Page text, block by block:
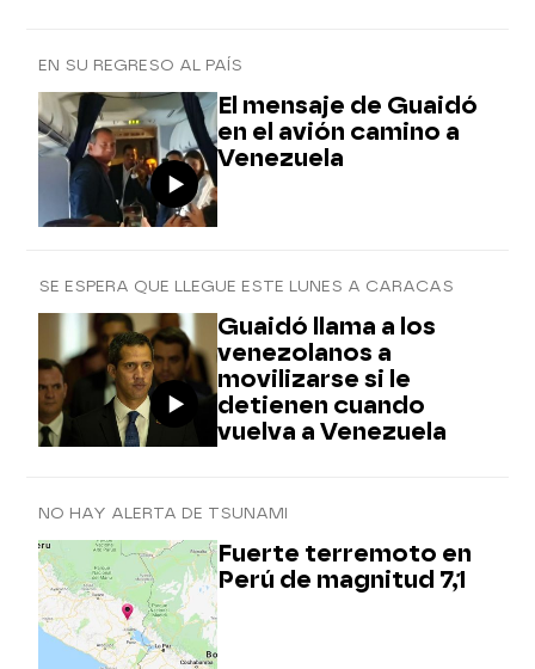
EN SU REGRESO AL PAÍS
El mensaje de Guaidó
en el avión camino a
Venezuela
SE ESPERA QUE LLEGUE ESTE LUNES A CARACAS
Guaidó llama a los
venezolanos a
movilizarse si le
detienen cuando
vuelva a Venezuela
NO HAY ALERTA DE TSUNAMI
Fuerte terremoto en
Perú de magnitud 7,1